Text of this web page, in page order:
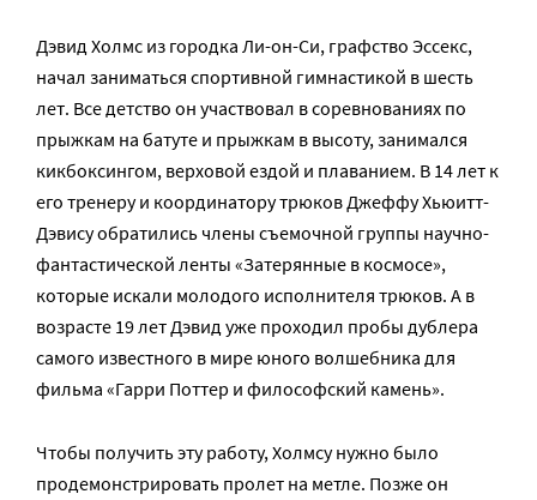
Дэвид Холмс из городка Ли-он-Си, графство Эссекс,
начал заниматься спортивной гимнастикой в шесть
лет. Все детство он участвовал в соревнованиях по
прыжкам на батуте и прыжкам в высоту, занимался
кикбоксингом, верховой ездой и плаванием. В 14 лет к
его тренеру и координатору трюков Джеффу Хьюитт-
Дэвису обратились члены съемочной группы научно-
фантастической ленты «Затерянные в космосе»,
которые искали молодого исполнителя трюков. А в
возрасте 19 лет Дэвид уже проходил пробы дублера
самого известного в мире юного волшебника для
фильма «Гарри Поттер и философский камень».
Чтобы получить эту работу, Холмсу нужно было
продемонстрировать пролет на метле. Позже он